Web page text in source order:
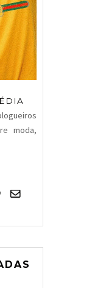
moda,